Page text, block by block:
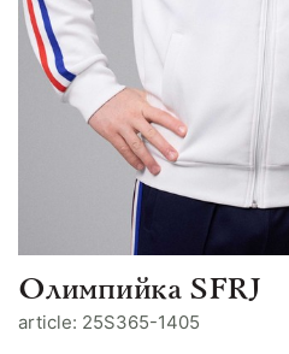
Олимпийка SFRJ
article: 25S365-1405